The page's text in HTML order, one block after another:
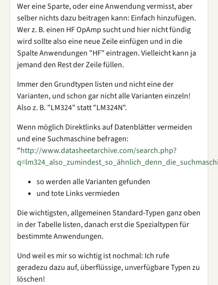
Wer eine Sparte, oder eine Anwendung vermisst, aber
selber nichts dazu beitragen kann: Einfach hinzufügen.
Wer z. B. einen HF OpAmp sucht und hier nicht fündig
wird sollte also eine neue Zeile einfügen und in die
Spalte Anwendungen "HF" eintragen. Vielleicht kann ja
jemand den Rest der Zeile füllen.
Immer den Grundtypen listen und nicht eine der
Varianten, und schon gar nicht alle Varianten einzeln!
Also z. B. "LM324" statt "LM324N".
Wenn möglich Direktlinks auf Datenblätter vermeiden
und eine Suchmaschine befragen:
"http://www.datasheetarchive.com/search.php?
so werden alle Varianten gefunden
und tote Links vermieden
Die wichtigsten, allgemeinen Standard-Typen ganz oben
in der Tabelle listen, danach erst die Spezialtypen für
bestimmte Anwendungen.
Und weil es mir so wichtig ist nochmal: Ich rufe
geradezu dazu auf, überflüssige, unverfügbare Typen zu
löschen!